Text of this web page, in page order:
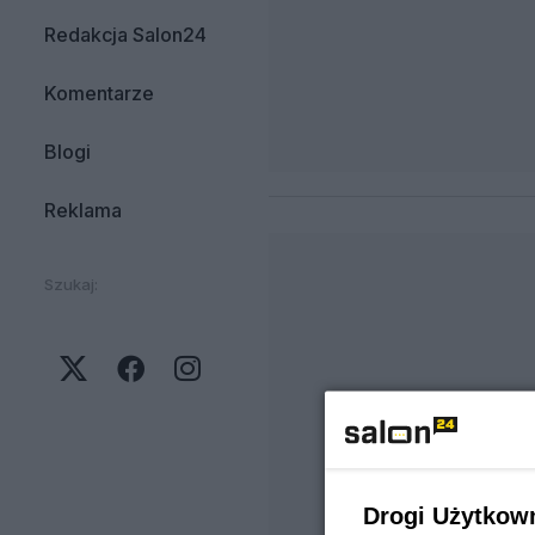
Redakcja Salon24
Komentarze
Blogi
Reklama
Szukaj:
Drogi